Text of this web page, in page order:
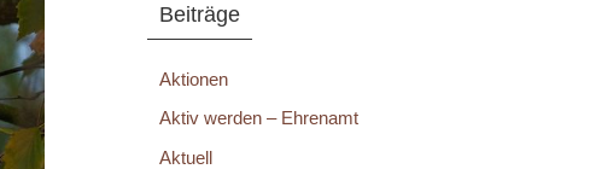
Beiträge
Aktionen
Aktiv werden – Ehrenamt
Aktuell